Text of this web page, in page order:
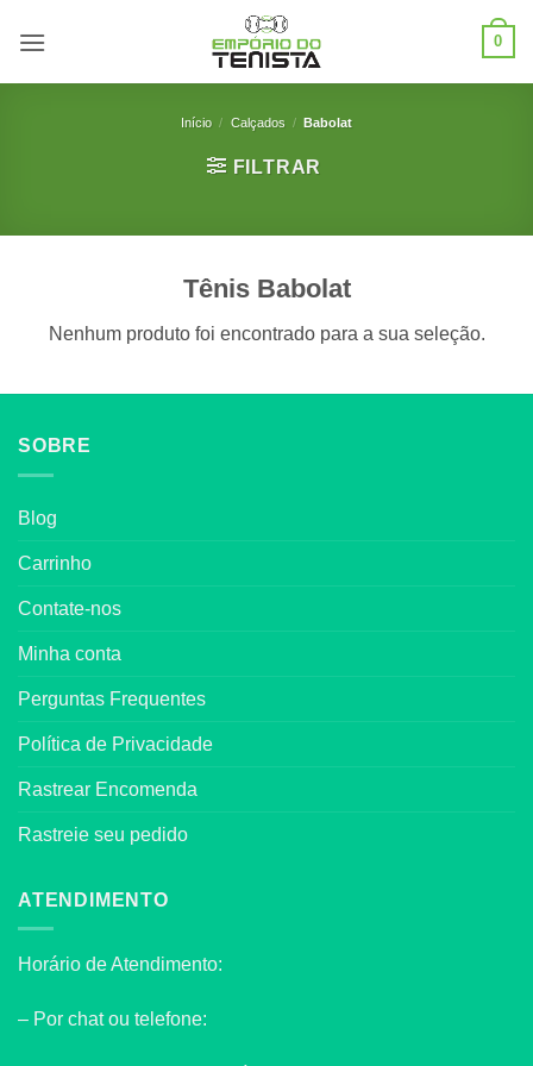
0
Início / Calçados / Babolat
FILTRAR
Tênis Babolat
Nenhum produto foi encontrado para a sua seleção.
SOBRE
Blog
Carrinho
Contate-nos
Minha conta
Perguntas Frequentes
Política de Privacidade
Rastrear Encomenda
Rastreie seu pedido
ATENDIMENTO
Horário de Atendimento:
– Por chat ou telefone: